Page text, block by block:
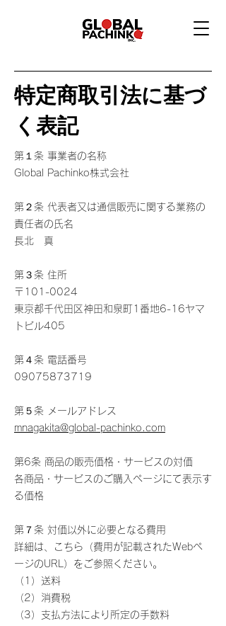
特定商取引法に基づ
く表記
第１条 事業者の名称
Global Pachinko株式会社
第２条 代表者又は通信販売に関する業務の
責任者の氏名
長北 真
第３条 住所
〒101-0024
東京都千代田区神田和泉町1番地6-16ヤマ
トビル405
第４条 電話番号
09075873719
第５条 メールアドレス
mnagakita@global-pachinko.com
第6条 商品の販売価格・サービスの対価
各商品・サービスのご購入ページにて表示す
る価格
第７条 対価以外に必要となる費用
詳細は、こちら（費用が記載されたWebペ
ージのURL）をご参照ください。
（1）送料
（2）消費税
（3）支払方法により所定の手数料